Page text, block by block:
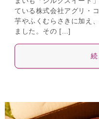
ている株式会社アグリ・
芋やふくむらさきに加え
ました。その […]